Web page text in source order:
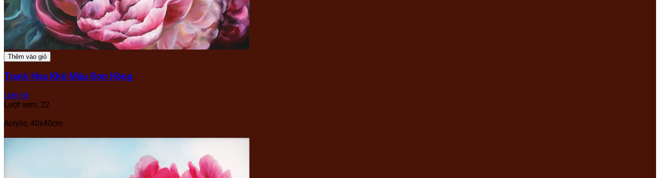
Thêm vào giỏ
Tranh Hoa Khô Mẫu Đơn Hồng
Liên hệ
Lượt xem: 22
Acrylic, 40x40cm